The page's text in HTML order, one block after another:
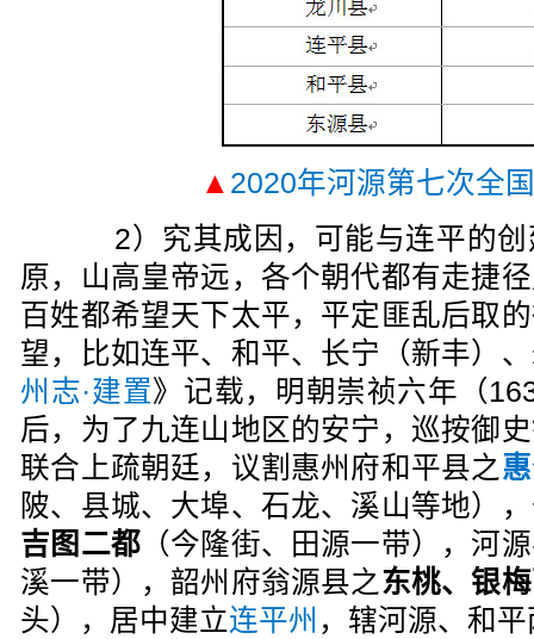
▲ 2020年河源第七次全
2）究其成因，可能与连平的创
原，山高皇帝远，各个朝代都有走捷
百姓都希望天下太平，平定匪乱后取
望，比如连平、和平、长宁（新丰）
州志·建置》记载，明朝崇祯六年（
后，为了九连山地区的安宁，巡按御
联合上疏朝廷，议割惠州府和平县之
陂、县城、大埠、石龙、溪山等地）
吉图二都 （今隆街、田源一带），河
溪一带），韶州府翁源县之东桃、银
头），居中建立连平州 ，辖河源、和